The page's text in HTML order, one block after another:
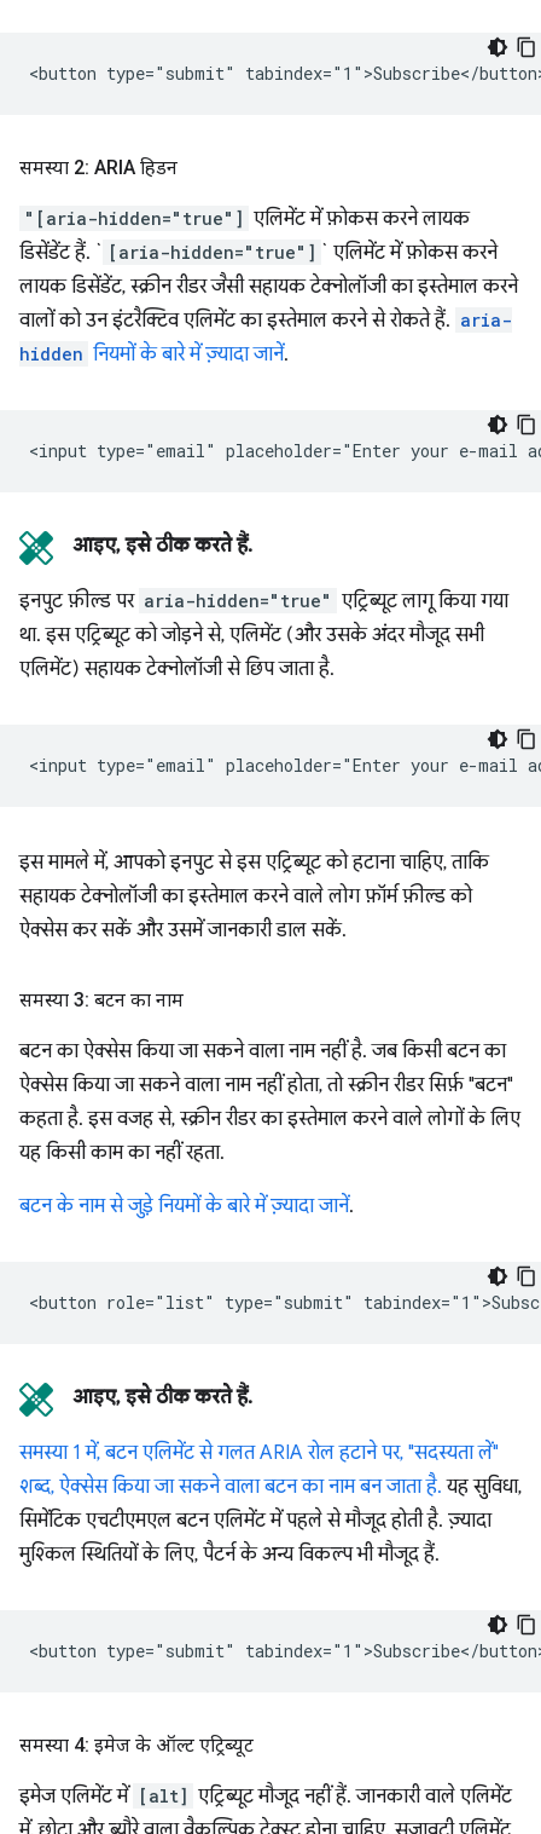
समस्या 2: ARIA हिडन
"[aria-hidden="true"] एलिमेंट में फ़ोकस करने लायक
डिसेंडेंट हैं. ` [aria-hidden="true"] ` एलिमेंट में फ़ोकस करने
लायक डिसेंडेंट, स्क्रीन रीडर जैसी सहायक टेक्नोलॉजी का इस्तेमाल करने
वालों को उन इंटरैक्टिव एलिमेंट का इस्तेमाल करने से रोकते हैं. aria-
hidden नियमों के बारे में ज़्यादा जानें.
आइए, इसे ठीक करते हैं.
इनपुट फ़ील्ड पर aria-hidden="true" एट्रिब्यूट लागू किया गया
था. इस एट्रिब्यूट को जोड़ने से, एलिमेंट (और उसके अंदर मौजूद सभी
एलिमेंट) सहायक टेक्नोलॉजी से छिप जाता है.
इस मामले में, आपको इनपुट से इस एट्रिब्यूट को हटाना चाहिए, ताकि
सहायक टेक्नोलॉजी का इस्तेमाल करने वाले लोग फ़ॉर्म फ़ील्ड को
ऐक्सेस कर सकें और उसमें जानकारी डाल सकें.
समस्या 3: बटन का नाम
बटन का ऐक्सेस किया जा सकने वाला नाम नहीं है. जब किसी बटन का
ऐक्सेस किया जा सकने वाला नाम नहीं होता, तो स्क्रीन रीडर सिर्फ़ "बटन"
कहता है. इस वजह से, स्क्रीन रीडर का इस्तेमाल करने वाले लोगों के लिए
यह किसी काम का नहीं रहता.
बटन के नाम से जुड़े नियमों के बारे में ज़्यादा जानें.
आइए, इसे ठीक करते हैं.
समस्या 1 में, बटन एलिमेंट से गलत ARIA रोल हटाने पर, "सदस्यता लें"
शब्द, ऐक्सेस किया जा सकने वाला बटन का नाम बन जाता है. यह सुविधा,
सिमेंटिक एचटीएमएल बटन एलिमेंट में पहले से मौजूद होती है. ज़्यादा
मुश्किल स्थितियों के लिए, पैटर्न के अन्य विकल्प भी मौजूद हैं.
समस्या 4: इमेज के ऑल्ट एट्रिब्यूट
इमेज एलिमेंट में [alt] एट्रिब्यूट मौजूद नहीं हैं. जानकारी वाले एलिमेंट